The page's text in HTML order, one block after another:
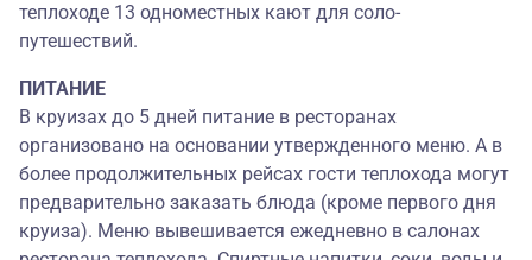
теплоходе 13 одноместных кают для соло-
путешествий.
ПИТАНИЕ
В круизах до 5 дней питание в ресторанах
организовано на основании утвержденного меню. А в
более продолжительных рейсах гости теплохода могут
предварительно заказать блюда (кроме первого дня
круиза). Меню вывешивается ежедневно в салонах